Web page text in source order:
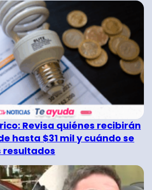
Revisa quiénes recibirán
hasta $31 mil y cuándo se
resultados